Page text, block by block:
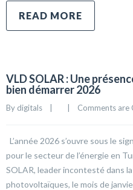
READ MORE
VLD SOLAR : Une
bien démarrer 2026
By digitals Comments are
L’année 2026 s’ouvre sous le
pour le secteur de l’énergie en
SOLAR, leader incontesté dans
photovoltaïques, le mois de